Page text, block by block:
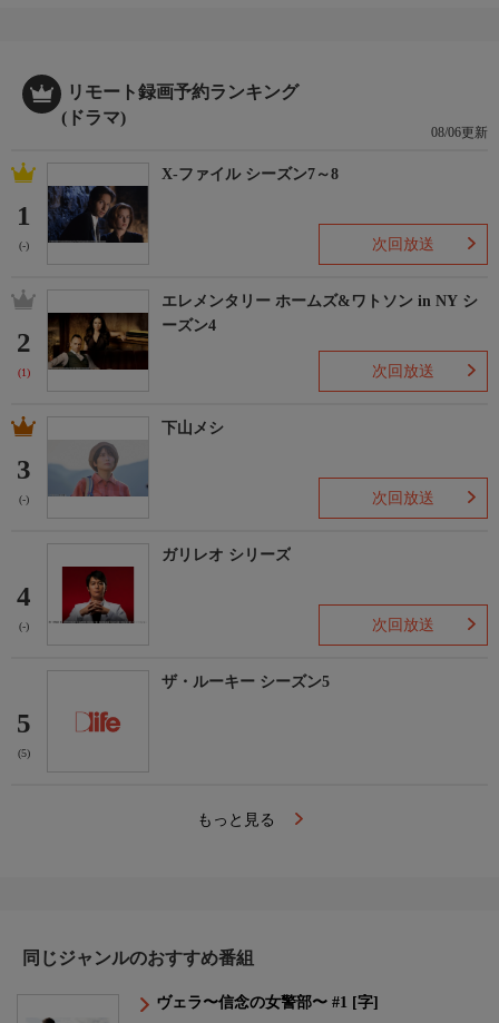
リモート録画予約ランキング
(ドラマ)
08/06更新
1
(-)
X-ファイル シーズン7～8
次回放送
2
(1)
エレメンタリー ホームズ&ワトソン in NY シ
ーズン4
次回放送
3
(-)
下山メシ
次回放送
4
(-)
ガリレオ シリーズ
次回放送
5
(5)
ザ・ルーキー シーズン5
もっと見る
同じジャンルのおすすめ番組
ヴェラ〜信念の女警部〜 #1 [字]